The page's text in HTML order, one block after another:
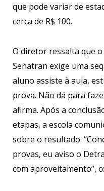
que pode variar de
cerca de R$ 100.
O diretor ressalta que
Senatran exige uma
aluno assiste à aula,
prova. Não dá para
afirma. Após a
etapas, a escola
sobre o resultado.
provas, eu aviso o
com aproveitamento”,